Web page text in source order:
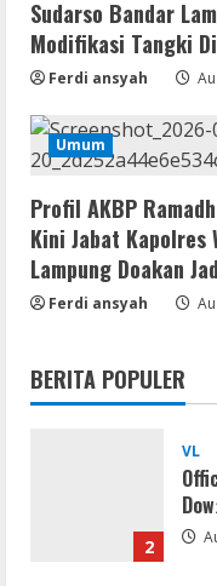
Sudarso Bandar
Modifikasi Tangki
Ferdi ansyah
Umum
Profil AKBP
Kini Jabat Kapolres
Lampung Doakan
Ferdi ansyah
BERITA POPULER
4
5
OK!
1
Lan
2
VL